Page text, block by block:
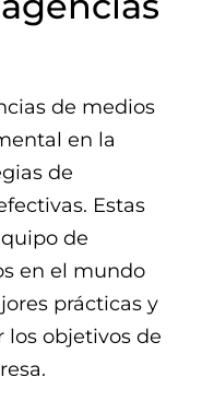
de medios
en la
de
Estas
de
en el mundo
prácticas y
los objetivos de